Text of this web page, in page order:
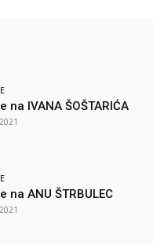
na IVANA ŠOŠTARIĆA
na ANU ŠTRBULEC